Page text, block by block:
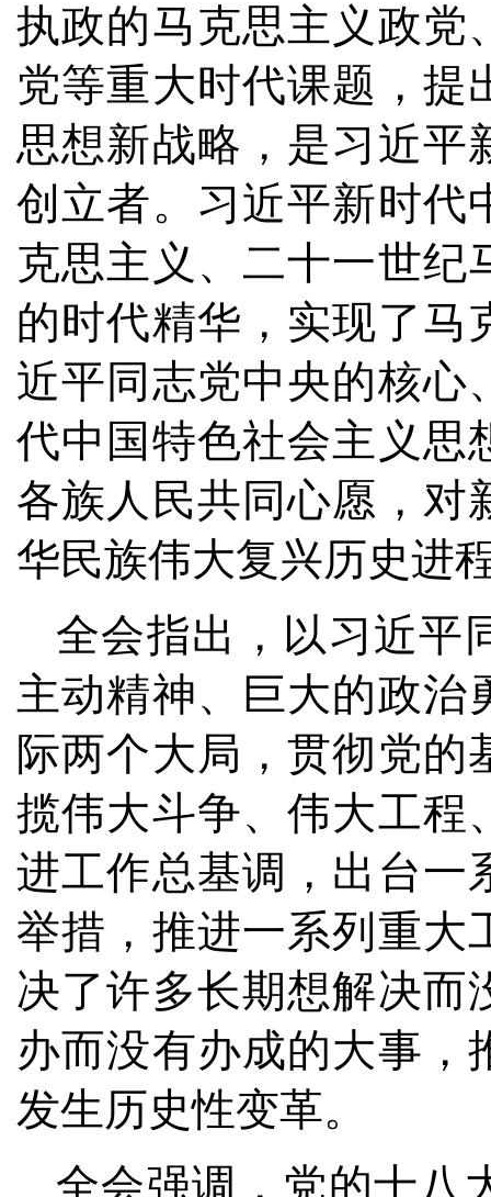
执政的马克思主义政党
党等重大时代课题，提
思想新战略，是习近平
创立者。习近平新时代
克思主义、二十一世纪
的时代精华，实现了马
近平同志党中央的核心
代中国特色社会主义思
各族人民共同心愿，对
华民族伟大复兴历史进
全会指出，以习近平
主动精神、巨大的政治
际两个大局，贯彻党的
揽伟大斗争、伟大工程
进工作总基调，出台一
举措，推进一系列重大
决了许多长期想解决而
办而没有办成的大事，
发生历史性变革。
全会强调，党的十八